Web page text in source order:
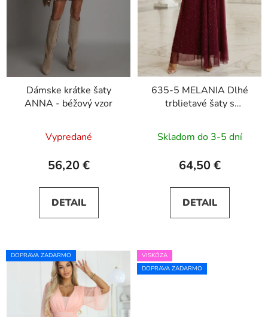
Dámske krátke šaty
ANNA - béžový vzor
Vypredané
56,20 €
DETAIL
635-5 MELANIA Dlhé
trblietavé šaty s
rukávmi - vínové
Skladom do 3-5 dní
64,50 €
DETAIL
DOPRAVA ZADARMO
VISKÓZA
DOPRAVA ZADARMO